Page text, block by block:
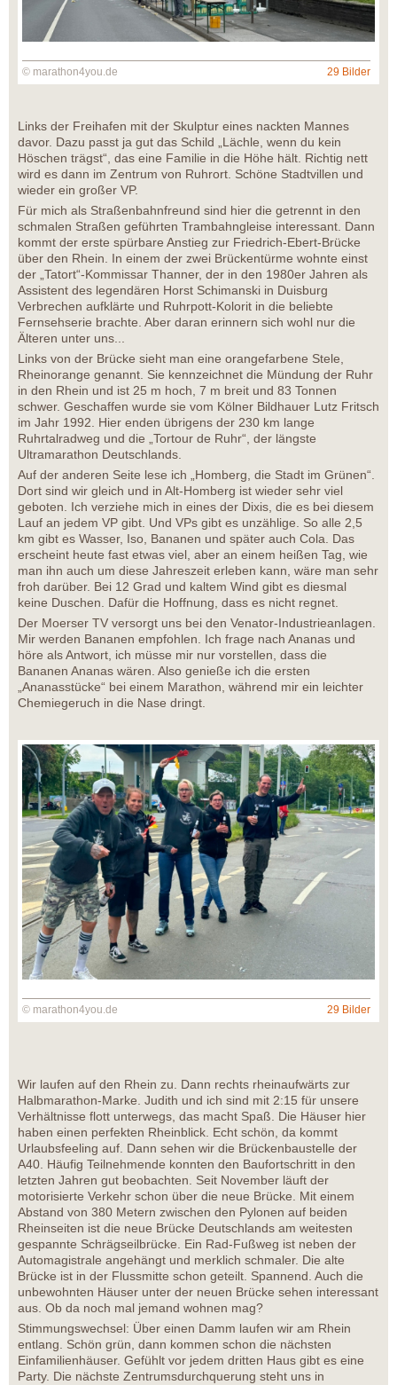
© marathon4you.de 29 Bilder
Links der Freihafen mit der Skulptur eines nackten Mannes
davor. Dazu passt ja gut das Schild „Lächle, wenn du kein
Höschen trägst“, das eine Familie in die Höhe hält. Richtig nett
wird es dann im Zentrum von Ruhrort. Schöne Stadtvillen und
wieder ein großer VP.
Für mich als Straßenbahnfreund sind hier die getrennt in den
schmalen Straßen geführten Trambahngleise interessant. Dann
kommt der erste spürbare Anstieg zur Friedrich-Ebert-Brücke
über den Rhein. In einem der zwei Brückentürme wohnte einst
der „Tatort“-Kommissar Thanner, der in den 1980er Jahren als
Assistent des legendären Horst Schimanski in Duisburg
Verbrechen aufklärte und Ruhrpott-Kolorit in die beliebte
Fernsehserie brachte. Aber daran erinnern sich wohl nur die
Älteren unter uns...
Links von der Brücke sieht man eine orangefarbene Stele,
Rheinorange genannt. Sie kennzeichnet die Mündung der Ruhr
in den Rhein und ist 25 m hoch, 7 m breit und 83 Tonnen
schwer. Geschaffen wurde sie vom Kölner Bildhauer Lutz Fritsch
im Jahr 1992. Hier enden übrigens der 230 km lange
Ruhrtalradweg und die „Tortour de Ruhr“, der längste
Ultramarathon Deutschlands.
Auf der anderen Seite lese ich „Homberg, die Stadt im Grünen“.
Dort sind wir gleich und in Alt-Homberg ist wieder sehr viel
geboten. Ich verziehe mich in eines der Dixis, die es bei diesem
Lauf an jedem VP gibt. Und VPs gibt es unzählige. So alle 2,5
km gibt es Wasser, Iso, Bananen und später auch Cola. Das
erscheint heute fast etwas viel, aber an einem heißen Tag, wie
man ihn auch um diese Jahreszeit erleben kann, wäre man sehr
froh darüber. Bei 12 Grad und kaltem Wind gibt es diesmal
keine Duschen. Dafür die Hoffnung, dass es nicht regnet.
Der Moerser TV versorgt uns bei den Venator-Industrieanlagen.
Mir werden Bananen empfohlen. Ich frage nach Ananas und
höre als Antwort, ich müsse mir nur vorstellen, dass die
Bananen Ananas wären. Also genieße ich die ersten
„Ananasstücke“ bei einem Marathon, während mir ein leichter
Chemiegeruch in die Nase dringt.
© marathon4you.de 29 Bilder
Wir laufen auf den Rhein zu. Dann rechts rheinaufwärts zur
Halbmarathon-Marke. Judith und ich sind mit 2:15 für unsere
Verhältnisse flott unterwegs, das macht Spaß. Die Häuser hier
haben einen perfekten Rheinblick. Echt schön, da kommt
Urlaubsfeeling auf. Dann sehen wir die Brückenbaustelle der
A40. Häufig Teilnehmende konnten den Baufortschritt in den
letzten Jahren gut beobachten. Seit November läuft der
motorisierte Verkehr schon über die neue Brücke. Mit einem
Abstand von 380 Metern zwischen den Pylonen auf beiden
Rheinseiten ist die neue Brücke Deutschlands am weitesten
gespannte Schrägseilbrücke. Ein Rad-Fußweg ist neben der
Automagistrale angehängt und merklich schmaler. Die alte
Brücke ist in der Flussmitte schon geteilt. Spannend. Auch die
unbewohnten Häuser unter der neuen Brücke sehen interessant
aus. Ob da noch mal jemand wohnen mag?
Stimmungswechsel: Über einen Damm laufen wir am Rhein
entlang. Schön grün, dann kommen schon die nächsten
Einfamilienhäuser. Gefühlt vor jedem dritten Haus gibt es eine
Party. Die nächste Zentrumsdurchquerung steht uns in